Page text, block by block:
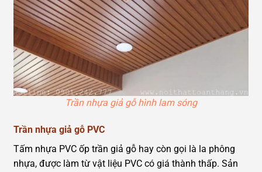
Trần nhựa giả gỗ hình lam sóng
Trần nhựa giả gỗ PVC
Tấm nhựa PVC ốp trần giả gỗ hay còn gọi là la phông
nhựa, được làm từ vật liệu PVC có giá thành thấp. Sản